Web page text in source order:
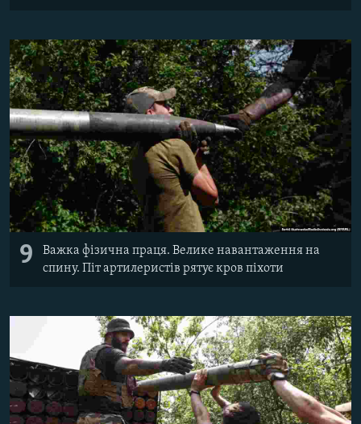
9
Важка фізична праця. Велике навантаження на
спину. Піт артилеристів рятує кров піхоти